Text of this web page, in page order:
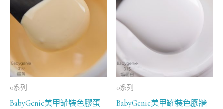
0系列
BabyGenie美甲罐裝色膠蛋
0系列
BabyGenie美甲罐裝色膠牆